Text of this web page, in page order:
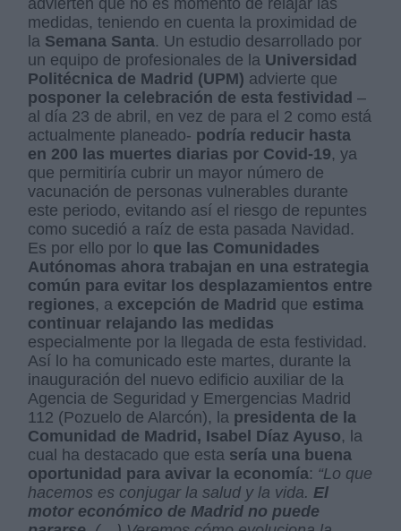
medidas, teniendo en cuenta la proximidad de
la Semana Santa. Un estudio desarrollado por
un equipo de profesionales de la Universidad
Politécnica de Madrid (UPM) advierte que
posponer la celebración de esta festividad –
al día 23 de abril, en vez de para el 2 como está
actualmente planeado- podría reducir hasta
en 200 las muertes diarias por Covid-19, ya
que permitiría cubrir un mayor número de
vacunación de personas vulnerables durante
este periodo, evitando así el riesgo de repuntes
como sucedió a raíz de esta pasada Navidad.
Es por ello por lo que las Comunidades
Autónomas ahora trabajan en una estrategia
común para evitar los desplazamientos entre
regiones, a excepción de Madrid que estima
continuar relajando las medidas
especialmente por la llegada de esta festividad.
Así lo ha comunicado este martes, durante la
inauguración del nuevo edificio auxiliar de la
Agencia de Seguridad y Emergencias Madrid
112 (Pozuelo de Alarcón), la presidenta de la
Comunidad de Madrid, Isabel Díaz Ayuso, la
cual ha destacado que esta sería una buena
oportunidad para avivar la economía: “Lo que
hacemos es conjugar la salud y la vida. El
motor económico de Madrid no puede